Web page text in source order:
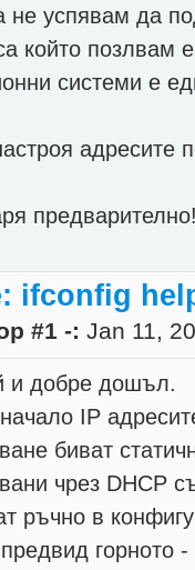
не успявам да
който позлвам
системи е
адресите
ifconfig
#1 -: Jan 11,
и добре дошъл.
IP
биват
чрез DHCP
ръчно в
горното